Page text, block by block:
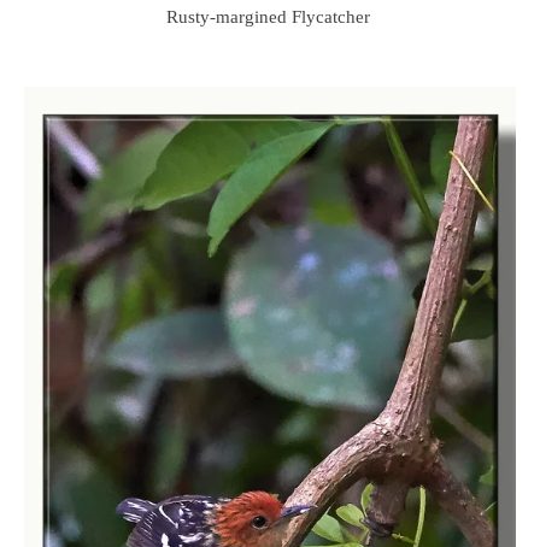
Rusty-margined Flycatcher